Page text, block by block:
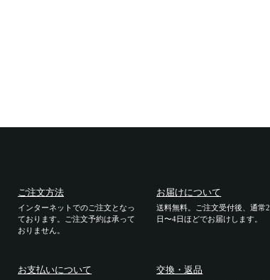
ご注文方法
インターネットでのご注文となっ
ております。ご注文予約は承って
おりません。
お届けについて
送料無料。ご注文受付後、通常2
日〜4日ほどでお届けします。
お支払いについて 交換・返品